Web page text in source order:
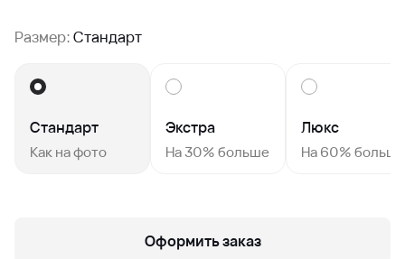
Размер:Стандарт
Стандарт
Как на фото
Экстра
На 30% больше
Люкс
На 60% больше
Оформить заказ